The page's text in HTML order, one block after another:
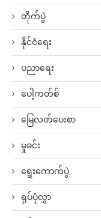
တိုက်ပွဲ
နိုင်ငံရေး
ပညာရေး
ပေါ့ကတ်စ်
မြေလတ်ပေးစာ
မှုခင်း
ရွေးကောက်ပွဲ
ရုပ်ပုံလွှာ